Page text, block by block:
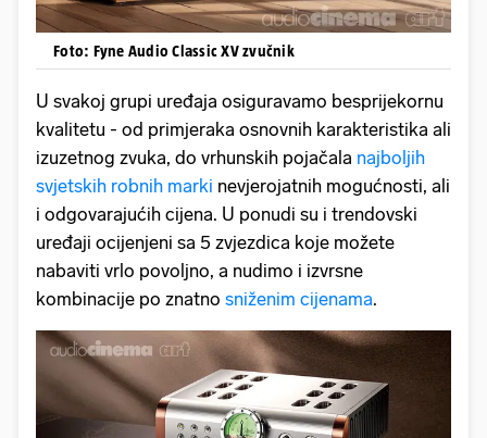
Foto: Fyne Audio Classic XV zvučnik
U svakoj grupi uređaja osiguravamo besprijekornu
kvalitetu - od primjeraka osnovnih karakteristika ali
izuzetnog zvuka, do vrhunskih pojačala najboljih
svjetskih robnih marki nevjerojatnih mogućnosti, ali
i odgovarajućih cijena. U ponudi su i trendovski
uređaji ocijenjeni sa 5 zvjezdica koje možete
nabaviti vrlo povoljno, a nudimo i izvrsne
kombinacije po znatno sniženim cijenama.